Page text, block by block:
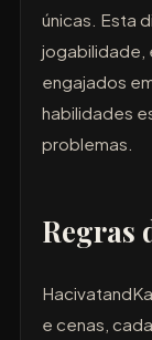
únicas. Esta
jogabilidade,
engajados
habilidades
problemas.
Regras
e cenas,